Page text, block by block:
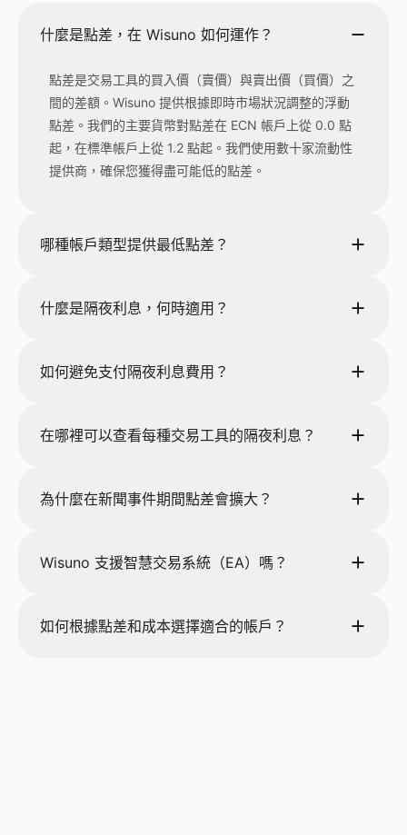
什麼是點差，在 Wisuno 如何運作？
點差是交易工具的買入價（賣價）與賣出價（買價）之
間的差額。Wisuno 提供根據即時市場狀況調整的浮動
點差。我們的主要貨幣對點差在 ECN 帳戶上從 0.0 點
起，在標準帳戶上從 1.2 點起。我們使用數十家流動性
提供商，確保您獲得盡可能低的點差。
哪種帳戶類型提供最低點差？
什麼是隔夜利息，何時適用？
如何避免支付隔夜利息費用？
在哪裡可以查看每種交易工具的隔夜利息？
為什麼在新聞事件期間點差會擴大？
Wisuno 支援智慧交易系統（EA）嗎？
如何根據點差和成本選擇適合的帳戶？